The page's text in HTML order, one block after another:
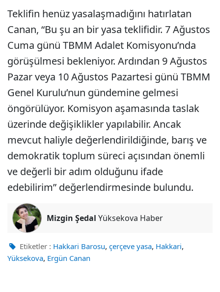
Teklifin henüz yasalaşmadığını hatırlatan
Canan, “Bu şu an bir yasa teklifidir. 7 Ağustos
Cuma günü TBMM Adalet Komisyonu’nda
görüşülmesi bekleniyor. Ardından 9 Ağustos
Pazar veya 10 Ağustos Pazartesi günü TBMM
Genel Kurulu’nun gündemine gelmesi
öngörülüyor. Komisyon aşamasında taslak
üzerinde değişiklikler yapılabilir. Ancak
mevcut haliyle değerlendirildiğinde, barış ve
demokratik toplum süreci açısından önemli
ve değerli bir adım olduğunu ifade
edebilirim” değerlendirmesinde bulundu.
Mizgin Şedal Yüksekova Haber
Etiketler : Hakkari Barosu, çerçeve yasa, Hakkari,
Yüksekova, Ergün Canan